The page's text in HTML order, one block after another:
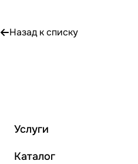
Назад к списку
Услуги
Каталог